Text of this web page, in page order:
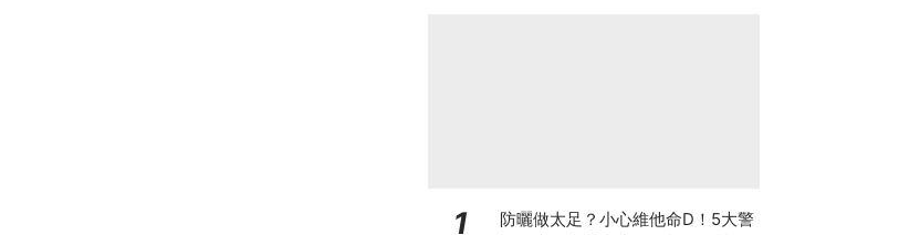
1
防曬做太足？小心維他命D！5大警